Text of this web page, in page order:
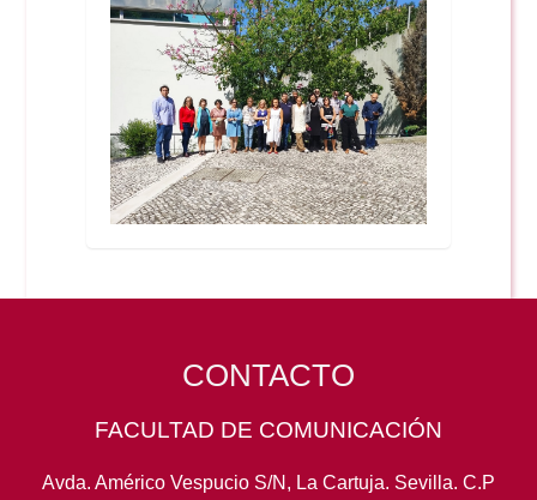
CONTACTO
FACULTAD DE COMUNICACIÓN
Avda. Américo Vespucio S/N, La Cartuja. Sevilla. C.P